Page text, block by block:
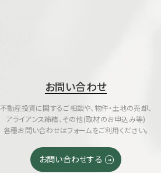
お問い合わせ
不動産投資に関するご相談や、物件・土地の売却、
アライアンス締結、その他(取材のお申込み等)
各種お問い合わせはフォームをご利用ください。
お問い合わせする